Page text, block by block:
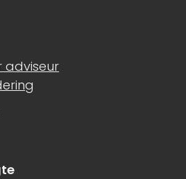
adviseur